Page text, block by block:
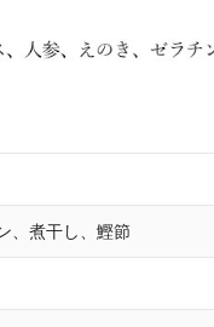
、煮干し、鰹節